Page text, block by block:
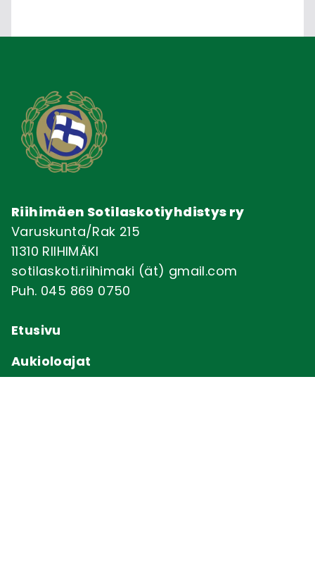
Riihimäen Sotilaskotiyhdistys ry
Varuskunta/Rak 215
11310 RIIHIMÄKI
sotilaskoti.riihimaki (ät) gmail.com
Puh. 045 869 0750
Etusivu
Aukioloajat